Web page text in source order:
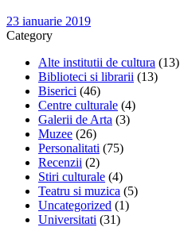
23 ianuarie 2019
Category
Alte institutii de cultura (13)
Biblioteci si librarii (13)
Biserici (46)
Centre culturale (4)
Galerii de Arta (3)
Muzee (26)
Personalitati (75)
Recenzii (2)
Stiri culturale (4)
Teatru si muzica (5)
Uncategorized (1)
Universitati (31)